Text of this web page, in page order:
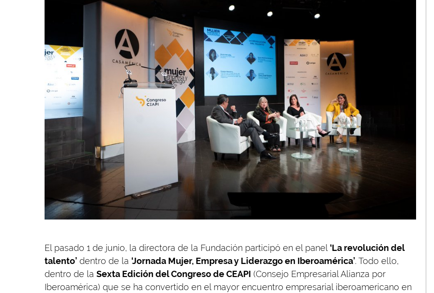
El pasado 1 de junio, la directora de la Fundación participó en el panel ‘La revolución del
talento’ dentro de la ‘Jornada Mujer, Empresa y Liderazgo en Iberoamérica’. Todo ello,
dentro de la Sexta Edición del Congreso de CEAPI (Consejo Empresarial Alianza por
Iberoamérica) que se ha convertido en el mayor encuentro empresarial iberoamericano en